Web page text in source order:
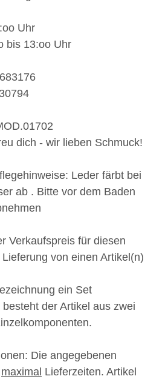
Uhr
bis 13:oo Uhr
dich - wir lieben Schmuck!
Leder färbt bei
ab . Bitte vor dem Baden
Verkaufspreis für diesen
von einen Artikel(n)
ein Set
der Artikel aus zwei
Die angegebenen
maximal Lieferzeiten. Artikel